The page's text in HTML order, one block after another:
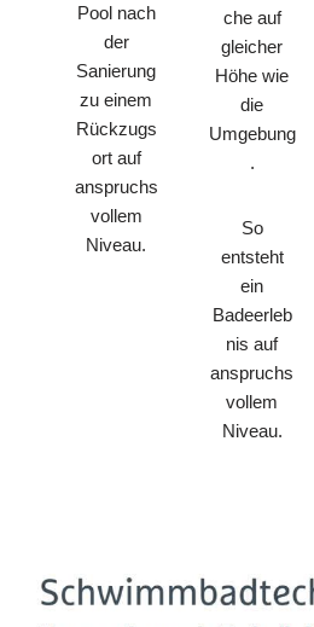
Pool nach
der
Sanierung
zu einem
Rückzugs
ort auf
anspruchs
vollem
Niveau.
che auf
gleicher
Höhe wie
die
Umgebung
.
So
entsteht
ein
Badeerleb
nis auf
anspruchs
vollem
Niveau.